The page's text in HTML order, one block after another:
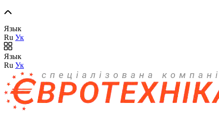
Язык
Ru Ук
Язык
Ru Ук